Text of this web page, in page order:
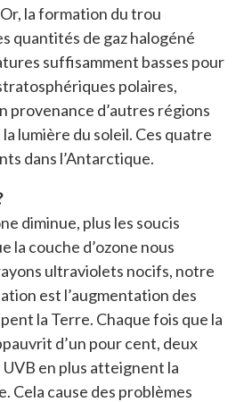
la formation du trou
quantités de gaz halogéné
suffisamment basses pour
polaires,
provenance d’autres régions
lumière du soleil. Ces quatre
dans l’Antarctique.
diminue, plus les soucis
la couche d’ozone nous
ultraviolets nocifs, notre
est l’augmentation des
la Terre. Chaque fois que la
d’un pour cent, deux
en plus atteignent la
Cela cause des problèmes